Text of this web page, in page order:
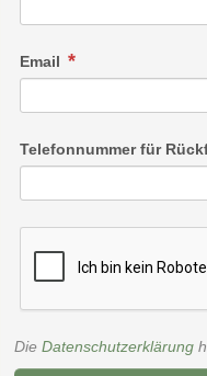
Email
Telefonnummer für
Die Datenschutzerklärung